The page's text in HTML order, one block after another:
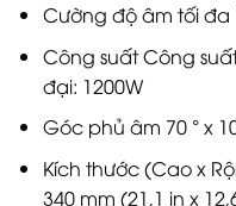
Cường độ âm tối đa
Công suất Công
đại: 1200W
Góc phủ âm 70 ° x
Kích thước (Cao x
340 mm (21,1 in x